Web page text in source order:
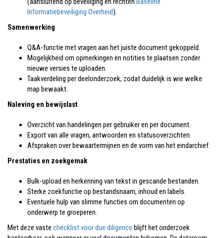
Informatiebeveiliging Overheid).
Samenwerking
Q&A-functie met vragen aan het juiste document gekoppeld.
Mogelijkheid om opmerkingen en notities te plaatsen zonder
nieuwe versies te uploaden.
Taakverdeling per deelonderzoek, zodat duidelijk is wie welke
map bewaakt.
Naleving en bewijslast
Overzicht van handelingen per gebruiker en per document.
Export van alle vragen, antwoorden en statusoverzichten.
Afspraken over bewaartermijnen en de vorm van het eindarchief.
Prestaties en zoekgemak
Bulk-upload en herkenning van tekst in gescande bestanden.
Sterke zoekfunctie op bestandsnaam, inhoud en labels.
Eventuele hulp van slimme functies om documenten op
onderwerp te groeperen.
Met deze vaste checklist voor due diligence blijft het onderzoek